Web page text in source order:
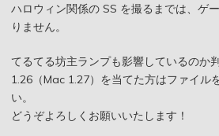
ハロウィン関係の SS を撮るまでは、ゲ
りません。
てるてる坊主ランプも影響しているのか
1.26（Mac 1.27）を当てた方はファイル
い。
どうぞよろしくお願いいたします！